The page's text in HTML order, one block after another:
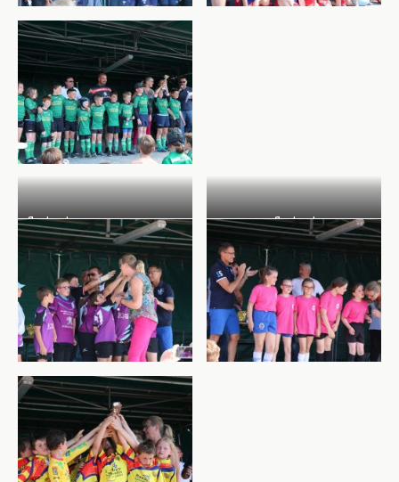
flashsgl flashsgl